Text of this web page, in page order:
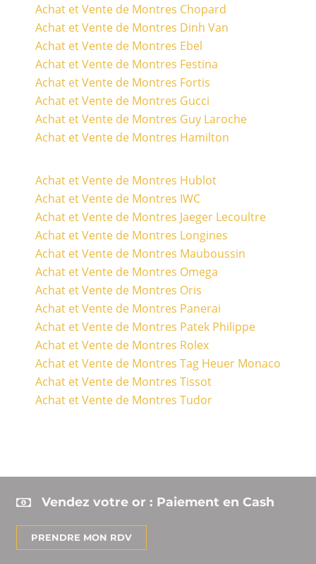
Achat et Vente de Montres Chopard
Achat et Vente de Montres Dinh Van
Achat et Vente de Montres Ebel
Achat et Vente de Montres Festina
Achat et Vente de Montres Fortis
Achat et Vente de Montres Gucci
Achat et Vente de Montres Guy Laroche
Achat et Vente de Montres Hamilton
Achat et Vente de Montres Hublot
Achat et Vente de Montres IWC
Achat et Vente de Montres Jaeger Lecoultre
Achat et Vente de Montres Longines
Achat et Vente de Montres Mauboussin
Achat et Vente de Montres Omega
Achat et Vente de Montres Oris
Achat et Vente de Montres Panerai
Achat et Vente de Montres Patek Philippe
Achat et Vente de Montres Rolex
Achat et Vente de Montres Tag Heuer Monaco
Achat et Vente de Montres Tissot
Achat et Vente de Montres Tudor
Vendez votre or : Paiement en Cash
PRENDRE MON RDV